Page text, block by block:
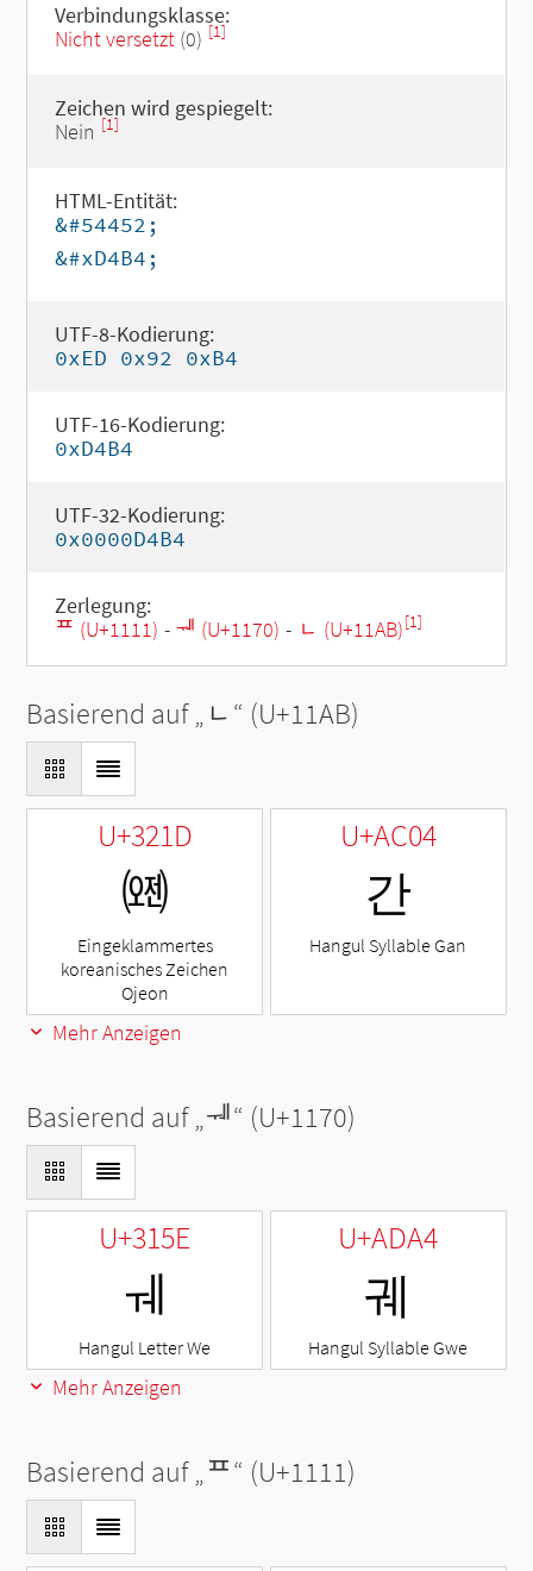
Verbindungsklasse:
Nicht versetzt(0) [1]
Zeichen wird gespiegelt:
Nein [1]
HTML-Entität:
&#54452;
&#xD4B4;
UTF-8-Kodierung:
0xED 0x92 0xB4
UTF-16-Kodierung:
0xD4B4
UTF-32-Kodierung:
0x0000D4B4
Zerlegung:
ᄑ (U+1111) - ᅰ (U+1170) - ᆫ (U+11AB)[1]
Basierend auf „ ᆫ“ (U+11AB)
U+321D
㈝
Eingeklammertes
koreanisches Zeichen
Ojeon
U+AC04
간
Hangul Syllable Gan
Mehr Anzeigen
Basierend auf „ᅰ“ (U+1170)
U+315E
ㅞ
Hangul Letter We
U+ADA4
궤
Hangul Syllable Gwe
Mehr Anzeigen
Basierend auf „ᄑ“ (U+1111)